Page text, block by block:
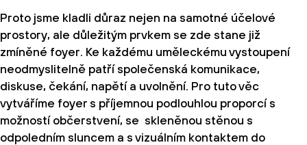
Proto jsme kladli důraz nejen na samotné účelové
prostory, ale důležitým prvkem se zde stane již
zmíněné foyer. Ke každému uměleckému vystoupení
neodmyslitelně patří společenská komunikace,
diskuse, čekání, napětí a uvolnění. Pro tuto věc
vytváříme foyer s příjemnou podlouhlou proporcí s
možností občerstvení, se skleněnou stěnou s
odpoledním sluncem a s vizuálním kontaktem do